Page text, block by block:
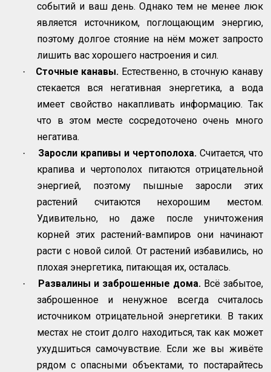
событий и ваш день. Однако тем не менее люк
является источником, поглощающим энергию,
поэтому долгое стояние на нём может запросто
лишить вас хорошего настроения и сил.
· Сточные канавы. Естественно, в сточную канаву
стекается вся негативная энергетика, а вода
имеет свойство накапливать информацию. Так
что в этом месте сосредоточено очень много
негатива.
· Заросли крапивы и чертополоха.Считается, что
крапива и чертополох питаются отрицательной
энергией, поэтому пышные заросли этих
растений считаются нехорошим местом.
Удивительно, но даже после уничтожения
корней этих растений-вампиров они начинают
расти с новой силой. От растений избавились, но
плохая энергетика, питающая их, осталась.
· Развалины и заброшенные дома.Всё забытое,
заброшенное и ненужное всегда считалось
источником отрицательной энергетики. В таких
местах не стоит долго находиться, так как может
ухудшиться самочувствие. Если же вы живёте
рядом с опасными объектами, то постарайтесь